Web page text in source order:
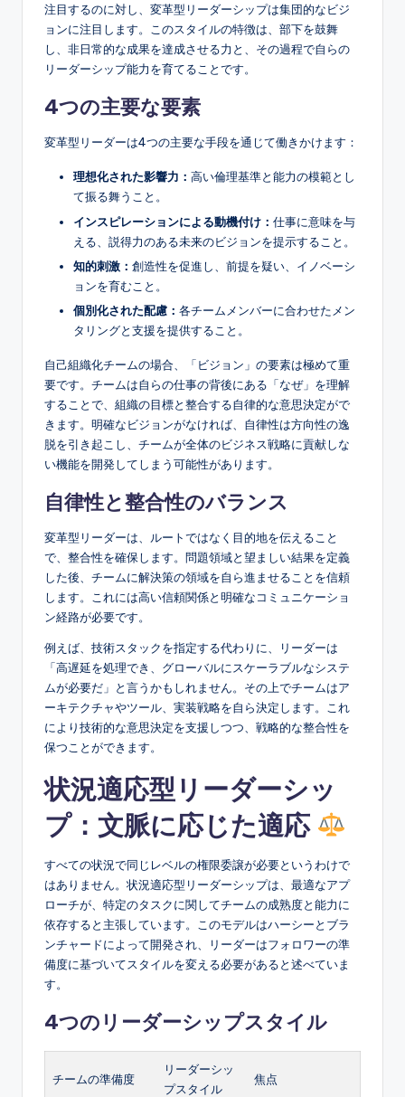
注目するのに対し、変革型リーダーシップは集団的なビジ
ョンに注目します。このスタイルの特徴は、部下を鼓舞
し、非日常的な成果を達成させる力と、その過程で自らの
リーダーシップ能力を育てることです。
4つの主要な要素
変革型リーダーは4つの主要な手段を通じて働きかけます：
理想化された影響力： 高い倫理基準と能力の模範とし
て振る舞うこと。
インスピレーションによる動機付け： 仕事に意味を与
える、説得力のある未来のビジョンを提示すること。
知的刺激： 創造性を促進し、前提を疑い、イノベーシ
ョンを育むこと。
個別化された配慮： 各チームメンバーに合わせたメン
タリングと支援を提供すること。
自己組織化チームの場合、「ビジョン」の要素は極めて重
要です。チームは自らの仕事の背後にある「なぜ」を理解
することで、組織の目標と整合する自律的な意思決定がで
きます。明確なビジョンがなければ、自律性は方向性の逸
脱を引き起こし、チームが全体のビジネス戦略に貢献しな
い機能を開発してしまう可能性があります。
自律性と整合性のバランス
変革型リーダーは、ルートではなく目的地を伝えること
で、整合性を確保します。問題領域と望ましい結果を定義
した後、チームに解決策の領域を自ら進ませることを信頼
します。これには高い信頼関係と明確なコミュニケーショ
ン経路が必要です。
例えば、技術スタックを指定する代わりに、リーダーは
「高遅延を処理でき、グローバルにスケーラブルなシステ
ムが必要だ」と言うかもしれません。その上でチームはア
ーキテクチャやツール、実装戦略を自ら決定します。これ
により技術的な意思決定を支援しつつ、戦略的な整合性を
保つことができます。
状況適応型リーダーシッ
プ：文脈に応じた適応
すべての状況で同じレベルの権限委譲が必要というわけで
はありません。状況適応型リーダーシップは、最適なアプ
ローチが、特定のタスクに関してチームの成熟度と能力に
依存すると主張しています。このモデルはハーシーとブラ
ンチャードによって開発され、リーダーはフォロワーの準
備度に基づいてスタイルを変える必要があると述べていま
す。
4つのリーダーシップスタイル
チームの準備度
リーダーシッ
プスタイル
焦点